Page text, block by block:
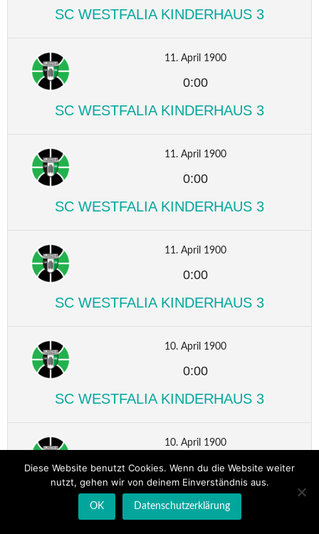
SC WESTFALIA KINDERHAUS 3
11. April 1900
0:00
SC WESTFALIA KINDERHAUS 3
11. April 1900
0:00
SC WESTFALIA KINDERHAUS 3
11. April 1900
0:00
SC WESTFALIA KINDERHAUS 3
10. April 1900
0:00
SC WESTFALIA KINDERHAUS 3
10. April 1900
0:00
SC WESTFALIA KINDERHAUS 3
Diese Website benutzt Cookies. Wenn du die Website weiter
nutzt, gehen wir von deinem Einverständnis aus.
OK Datenschutzerklärung